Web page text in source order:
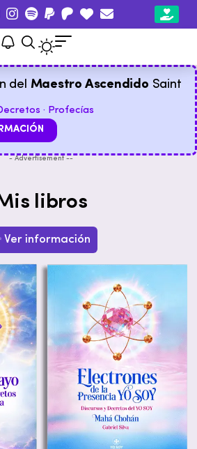
del Maestro Ascendido Saint
· Profecías
- Advertisement --
libros
Ver información